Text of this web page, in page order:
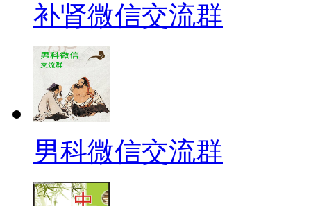
补肾微信交流群
男科微信交流群